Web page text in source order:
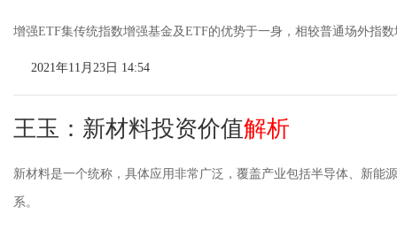
增强ETF集传统指数增强基金及ETF的优势于一身，相较普通场外指
2021年11月23日 14:54
王玉：新材料投资价值解析
新材料是一个统称，具体应用非常广泛，覆盖产业包括半导体、新能
系。